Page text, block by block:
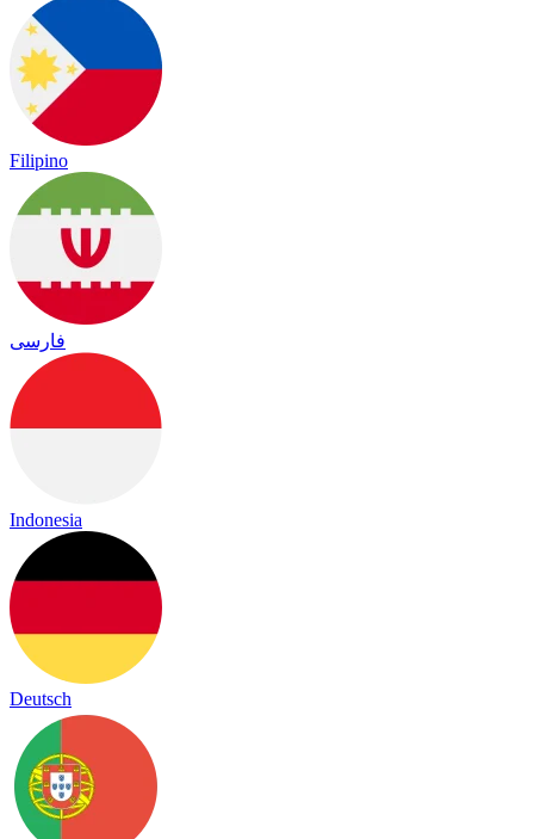
Filipino
فارسی
Indonesia
Deutsch